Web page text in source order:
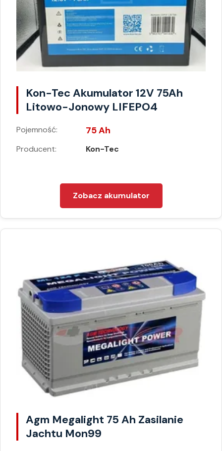
Kon-Tec Akumulator 12V 75Ah
Litowo-Jonowy LIFEPO4
Pojemność: 75 Ah
Producent: Kon-Tec
Zobacz akumulator
Agm Megalight 75 Ah Zasilanie
Jachtu Mon99